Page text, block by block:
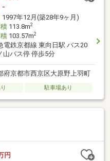
-
1997年12月(築28年9ヶ月)
113.8m2
103.57m2
電鉄京都線 東向日駅 バス20
山バス停 停歩5分
府京都市西京区大原野上羽町
駐車場あり
円